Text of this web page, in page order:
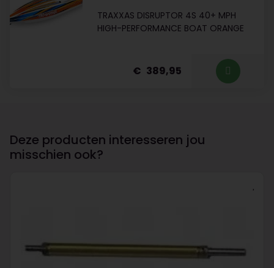
TRAXXAS DISRUPTOR 4S 40+ MPH
HIGH-PERFORMANCE BOAT ORANGE
389,95
Deze producten interesseren jou
misschien ook?